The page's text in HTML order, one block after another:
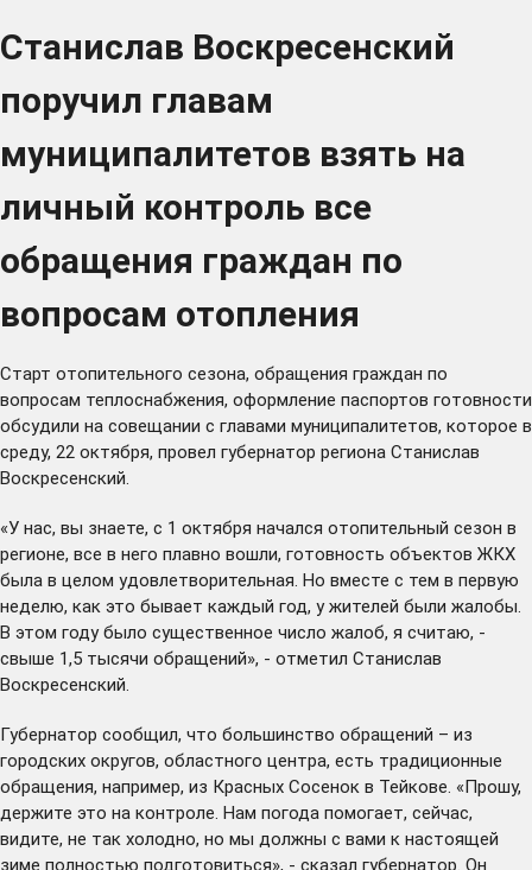
Станислав Воскресенский
поручил главам
муниципалитетов взять на
личный контроль все
обращения граждан по
вопросам отопления
Старт отопительного сезона, обращения граждан по
вопросам теплоснабжения, оформление паспортов готовности
обсудили на совещании с главами муниципалитетов, которое в
среду, 22 октября, провел губернатор региона Станислав
Воскресенский.
«У нас, вы знаете, с 1 октября начался отопительный сезон в
регионе, все в него плавно вошли, готовность объектов ЖКХ
была в целом удовлетворительная. Но вместе с тем в первую
неделю, как это бывает каждый год, у жителей были жалобы.
В этом году было существенное число жалоб, я считаю, -
свыше 1,5 тысячи обращений», - отметил Станислав
Воскресенский.
Губернатор сообщил, что большинство обращений – из
городских округов, областного центра, есть традиционные
обращения, например, из Красных Сосенок в Тейкове. «Прошу,
держите это на контроле. Нам погода помогает, сейчас,
видите, не так холодно, но мы должны с вами к настоящей
зиме полностью подготовиться», - сказал губернатор. Он